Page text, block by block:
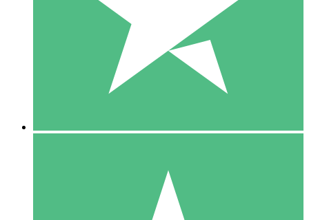
1 Téléchargement
10 00
10 Téléchargements
20 00